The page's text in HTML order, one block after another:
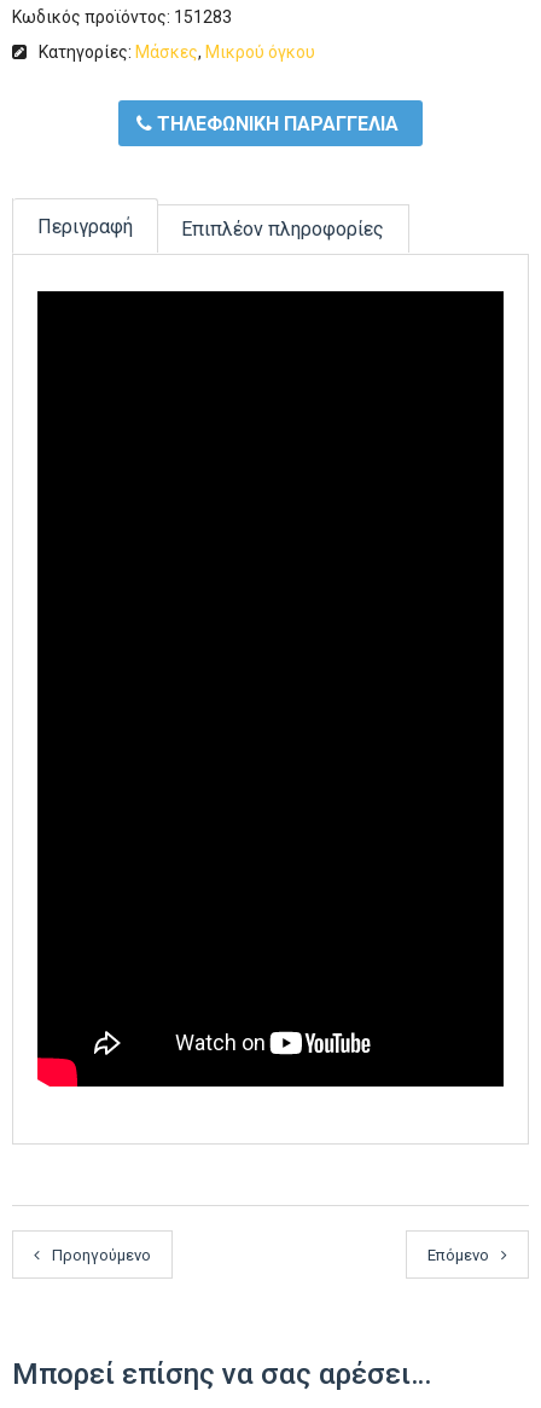
Κωδικός προϊόντος: 151283
Κατηγορίες: Μάσκες, Μικρού όγκου
ΤΗΛΕΦΩΝΙΚΗ ΠΑΡΑΓΓΕΛΙΑ
Περιγραφή Επιπλέον πληροφορίες
Προηγούμενο Επόμενο
Μπορεί επίσης να σας αρέσει…